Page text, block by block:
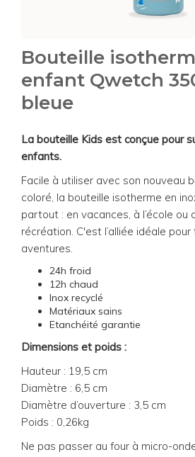
Bouteille
enfant Qwetch
bleue
La bouteille Kids est conçue pour
enfants.
Facile à utiliser avec son nouveau
coloré, la bouteille isotherme en
partout : en vacances, à l’école ou
récréation. C'est l’alliée idéale
aventures.
24h froid
12h chaud
Inox recyclé
Matériaux sains
Etanchéité garantie
Dimensions et poids :
Hauteur : 19,5 cm
Diamètre : 6,5 cm
Diamètre d’ouverture : 3,5 cm
Poids : 0,26kg
Ne pas passer au four à micro-